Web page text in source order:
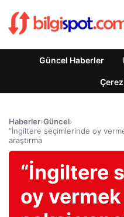
Güncel Haberler
Haberler›Güncel›
“İngiltere seçimlerinde oy
araştırma
“İngiltere
oy